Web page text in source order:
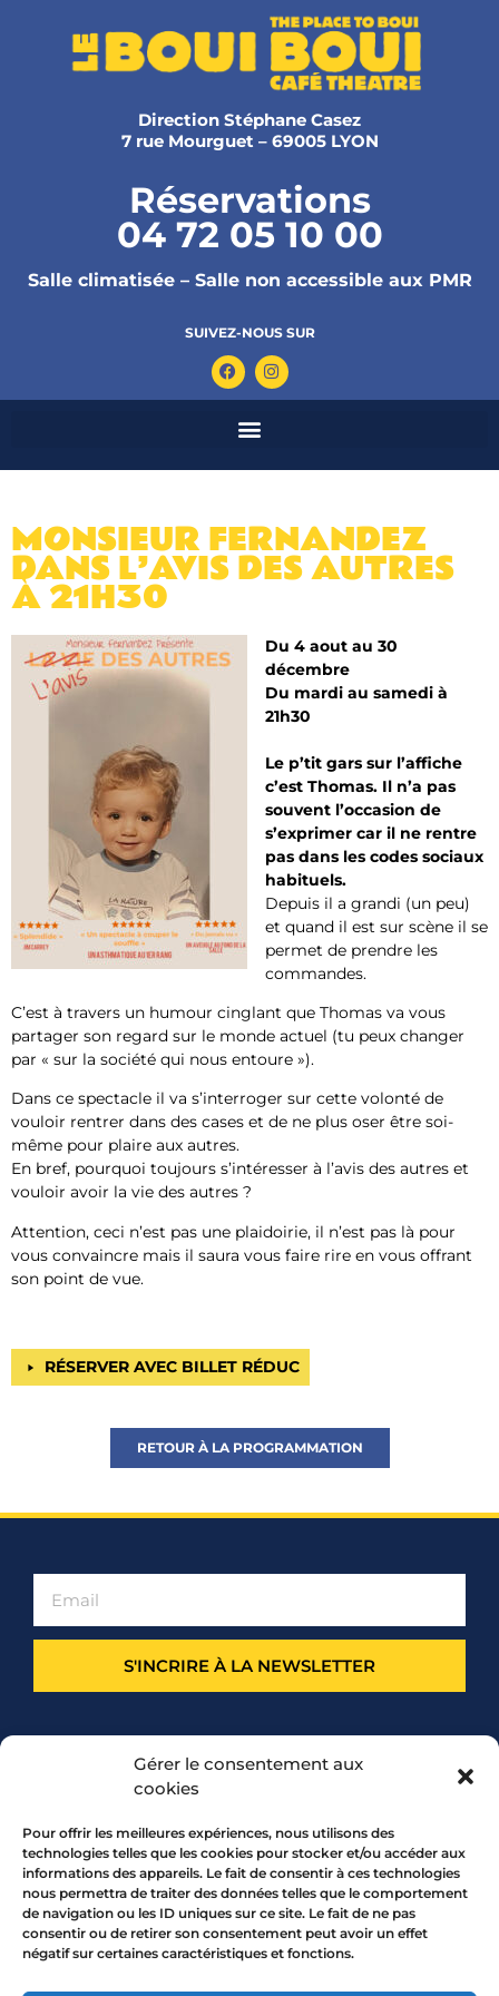
Gérer le consentement aux
cookies
Pour offrir les meilleures expériences, nous utilisons des
technologies telles que les cookies pour stocker et/ou accéder aux
informations des appareils. Le fait de consentir à ces technologies
nous permettra de traiter des données telles que le comportement
de navigation ou les ID uniques sur ce site. Le fait de ne pas
consentir ou de retirer son consentement peut avoir un effet
négatif sur certaines caractéristiques et fonctions.
Direction Stéphane Casez
7 rue Mourguet – 69005 LYON
Réservations
04 72 05 10 00
Salle climatisée – Salle non accessible aux PMR
SUIVEZ-NOUS SUR
MONSIEUR FERNANDEZ
DANS L’AVIS DES AUTRES
À 21H30
Du 4 aout au 30
décembre
Du mardi au samedi à
21h30
Le p’tit gars sur l’affiche
c’est Thomas. Il n’a pas
souvent l’occasion de
s’exprimer car il ne rentre
pas dans les codes sociaux
habituels.
Depuis il a grandi (un peu)
et quand il est sur scène il se
permet de prendre les
commandes.
C’est à travers un humour cinglant que Thomas va vous
partager son regard sur le monde actuel (tu peux changer
par « sur la société qui nous entoure »).
Dans ce spectacle il va s’interroger sur cette volonté de
vouloir rentrer dans des cases et de ne plus oser être soi-
même pour plaire aux autres.
En bref, pourquoi toujours s’intéresser à l’avis des autres et
vouloir avoir la vie des autres ?
Attention, ceci n’est pas une plaidoirie, il n’est pas là pour
vous convaincre mais il saura vous faire rire en vous offrant
son point de vue.
RÉSERVER AVEC BILLET RÉDUC
RETOUR À LA PROGRAMMATION
S'INCRIRE À LA NEWSLETTER